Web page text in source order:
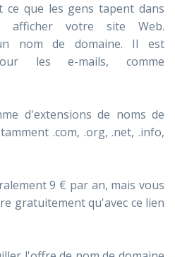
ce que les gens tapent dans
afficher votre site Web.
nom de domaine. Il est
les e-mails, comme
d'extensions de noms de
.com, .org, .net, .info,
9 € par an, mais vous
gratuitement qu'avec ce lien